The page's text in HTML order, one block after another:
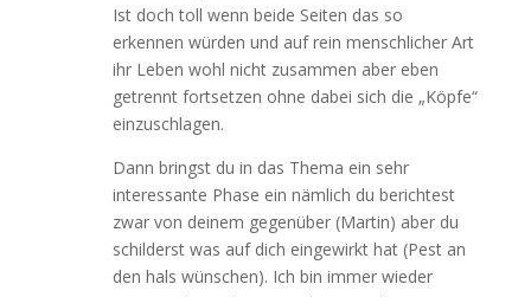
Ist doch toll wenn beide Seiten das so
erkennen würden und auf rein menschlicher Art
ihr Leben wohl nicht zusammen aber eben
getrennt fortsetzen ohne dabei sich die „Köpfe“
einzuschlagen.
Dann bringst du in das Thema ein sehr
interessante Phase ein nämlich du berichtest
zwar von deinem gegenüber (Martin) aber du
schilderst was auf dich eingewirkt hat (Pest an
den hals wünschen). Ich bin immer wieder